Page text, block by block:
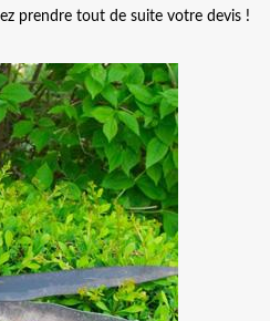
prendre tout de suite votre devis !